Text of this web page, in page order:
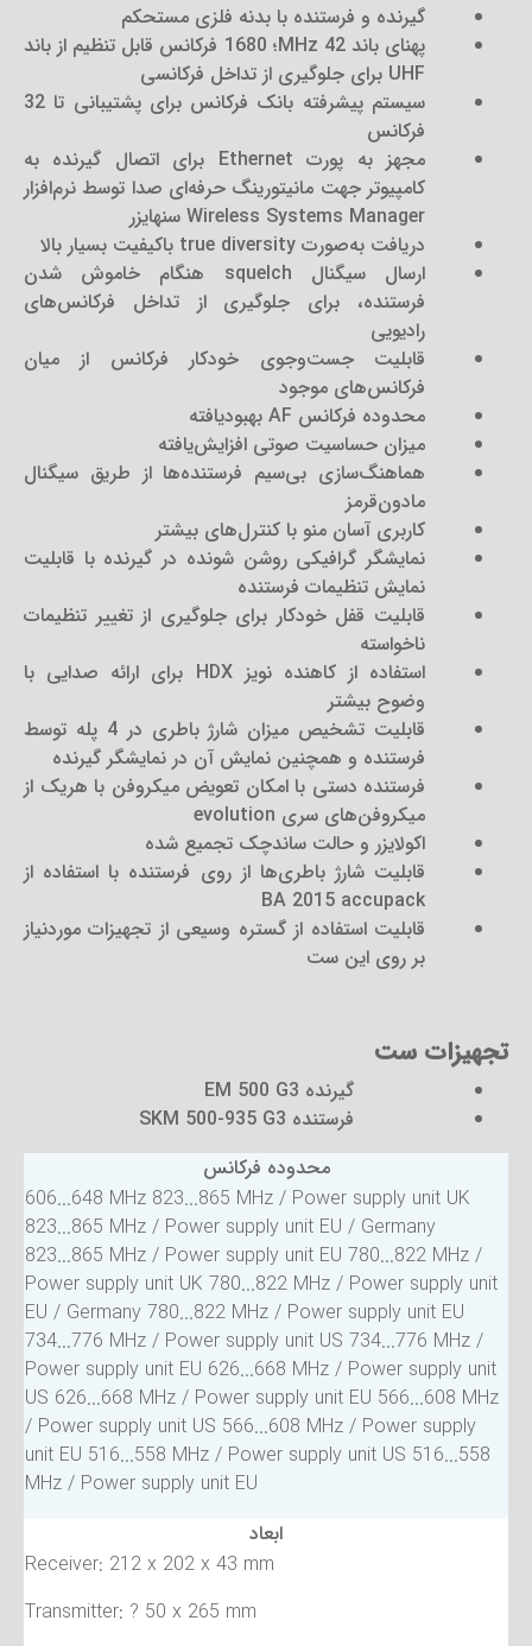
گیرنده و فرستنده با بدنه فلزی مستحکم
پهنای باند 42 MHz؛ 1680 فرکانس قابل تنظیم از باند
UHF برای جلوگیری از تداخل فرکانسی
سیستم پیشرفته بانک فرکانس برای پشتیبانی تا 32
فرکانس
مجهز به پورت Ethernet برای اتصال گیرنده به
کامپیوتر جهت مانیتورینگ حرفه‌ای صدا توسط نرم‌افزار
Wireless Systems Manager سنهایزر
دریافت به‌صورت true diversity باکیفیت بسیار بالا
ارسال سیگنال squelch هنگام خاموش شدن
فرستنده، برای جلوگیری از تداخل فرکانس‌های
رادیویی
قابلیت جست‌وجوی خودکار فرکانس از میان
فرکانس‌های موجود
محدوده فرکانس AF بهبودیافته
میزان حساسیت صوتی افزایش‌یافته
هماهنگ‌سازی بی‌سیم فرستنده‌ها از طریق سیگنال
مادون‌قرمز
کاربری آسان منو با کنترل‌های بیشتر
نمایشگر گرافیکی روشن شونده در گیرنده با قابلیت
نمایش تنظیمات فرستنده
قابلیت قفل خودکار برای جلوگیری از تغییر تنظیمات
ناخواسته
استفاده از کاهنده نویز HDX برای ارائه صدایی با
وضوح بیشتر
قابلیت تشخیص میزان شارژ باطری در 4 پله توسط
فرستنده و همچنین نمایش آن در نمایشگر گیرنده
فرستنده دستی با امکان تعویض میکروفن با هریک از
میکروفن‌های سری evolution
اکولایزر و حالت ساندچک تجمیع شده
قابلیت شارژ باطری‌ها از روی فرستنده با استفاده از
BA 2015 accupack
قابلیت استفاده از گستره وسیعی از تجهیزات موردنیاز
بر روی این ست
تجهیزات ست
گیرنده EM 500 G3
فرستنده SKM 500-935 G3
محدوده فرکانس
606...648 MHz 823...865 MHz / Power supply unit UK
823...865 MHz / Power supply unit EU / Germany
823...865 MHz / Power supply unit EU 780...822 MHz /
Power supply unit UK 780...822 MHz / Power supply unit
EU / Germany 780...822 MHz / Power supply unit EU
734...776 MHz / Power supply unit US 734...776 MHz /
Power supply unit EU 626...668 MHz / Power supply unit
US 626...668 MHz / Power supply unit EU 566...608 MHz
/ Power supply unit US 566...608 MHz / Power supply
unit EU 516...558 MHz / Power supply unit US 516...558
MHz / Power supply unit EU
ابعاد
Receiver: 212 x 202 x 43 mm
Transmitter: ? 50 x 265 mm